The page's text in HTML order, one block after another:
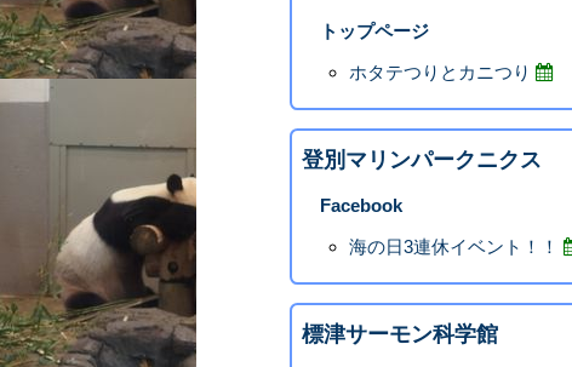
トップページ
ホタテつりとカニつり
登別マリンパークニクス
Facebook
海の日3連休イベント！！
標津サーモン科学館